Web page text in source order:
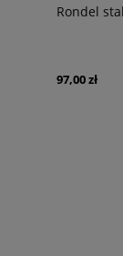
Rondel
97,00 zł